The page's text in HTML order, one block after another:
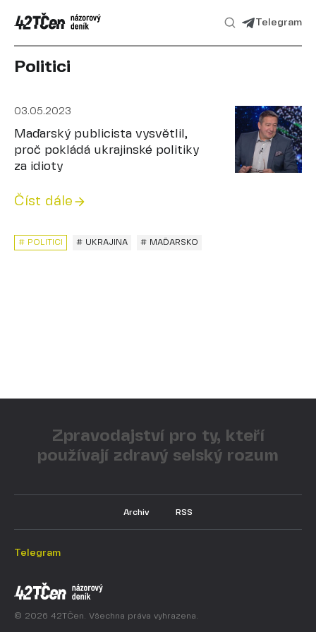
Telegram
Politici
03.05.2023
Maďarský publicista vysvětlil,
proč pokládá ukrajinské politiky
za idioty
Číst dále
# UKRAJINA # MAĎARSKO
# POLITICI
Zpravodajství pro ty, kteří
používají zdravý selský rozum
Archiv RSS
© 2026 42TČen. Všechna práva vyhrazena.
Telegram